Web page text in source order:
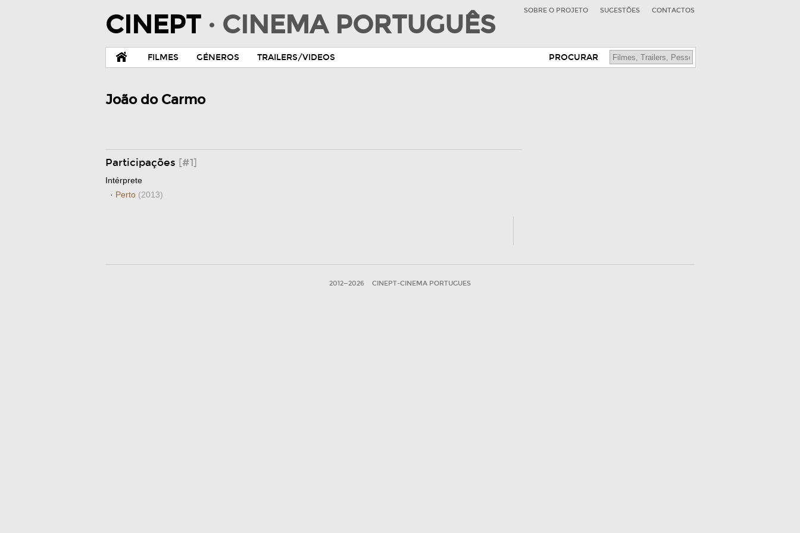
CINEPT · CINEMA PORTUGUÊS SOBRE O PROJETO SUGESTÕES CONTACTOS
FILMES GÉNEROS TRAILERS/VIDEOS PROCURAR
João do Carmo
Participações [#1]
Intérprete
· Perto (2013)
2012—2026 CINEPT-CINEMA PORTUGUES